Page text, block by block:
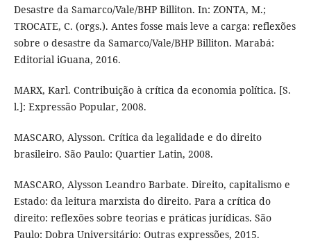
Desastre da Samarco/Vale/BHP Billiton. In: ZONTA, M.;
TROCATE, C. (orgs.). Antes fosse mais leve a carga: reflexões
sobre o desastre da Samarco/Vale/BHP Billiton. Marabá:
Editorial iGuana, 2016.
MARX, Karl. Contribuição à crítica da economia política. [S.
l.]: Expressão Popular, 2008.
MASCARO, Alysson. Crítica da legalidade e do direito
brasileiro. São Paulo: Quartier Latin, 2008.
MASCARO, Alysson Leandro Barbate. Direito, capitalismo e
Estado: da leitura marxista do direito. Para a crítica do
direito: reflexões sobre teorias e práticas jurídicas. São
Paulo: Dobra Universitário: Outras expressões, 2015.